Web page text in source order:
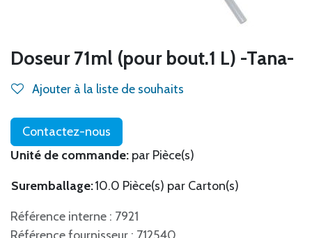
Doseur 71ml (pour bout.1 L) -Tana-
Ajouter à la liste de souhaits
Contactez-nous
Unité de commande: par Pièce(s)
Suremballage:10.0 Pièce(s) par Carton(s)
Référence interne : 7921